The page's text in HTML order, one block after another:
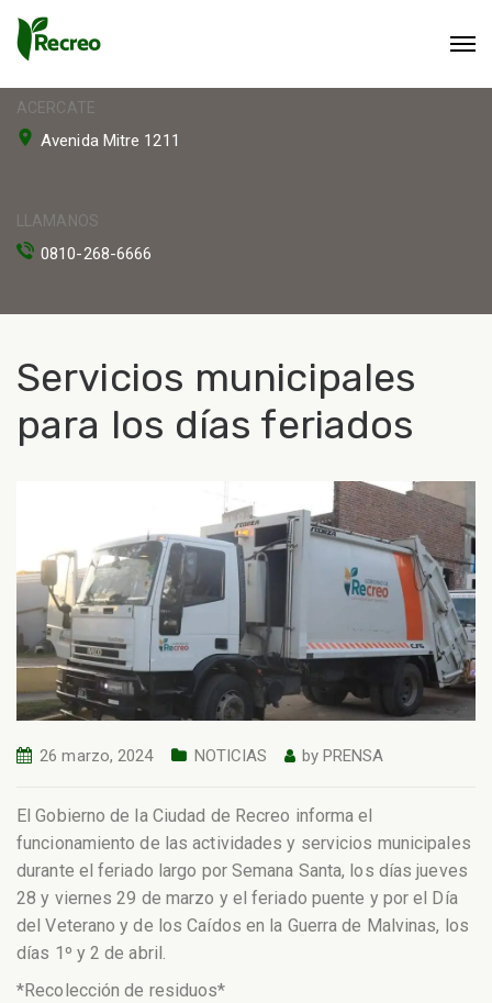
ACERCATE
Avenida Mitre 1211
LLAMANOS
0810-268-6666
Servicios municipales
para los días feriados
26 marzo, 2024 NOTICIAS by PRENSA
El Gobierno de la Ciudad de Recreo informa el
funcionamiento de las actividades y servicios municipales
durante el feriado largo por Semana Santa, los días jueves
28 y viernes 29 de marzo y el feriado puente y por el Día
del Veterano y de los Caídos en la Guerra de Malvinas, los
días 1º y 2 de abril.
*Recolección de residuos*